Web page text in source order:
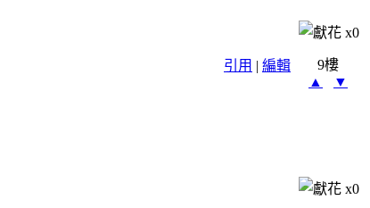
x0
引用 | 編輯
9樓
▲
▼
x0